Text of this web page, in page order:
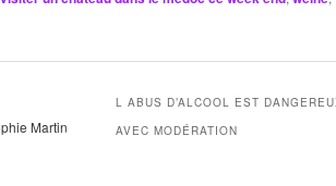
Martin
L ABUS D’ALCOOL EST
AVEC MODÉRATION